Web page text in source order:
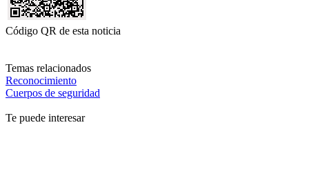
Código QR de esta noticia
Temas relacionados
Reconocimiento
Cuerpos de seguridad
Te puede interesar